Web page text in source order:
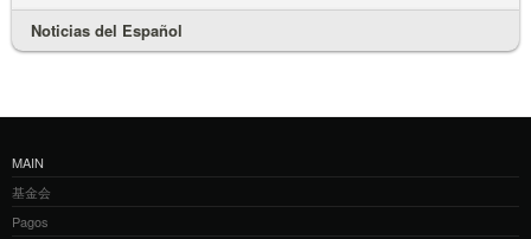
Noticias del Español
MAIN
基金会
Pagos